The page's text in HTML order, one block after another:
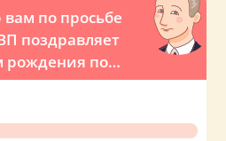
по просьбе
поздравляет
рождения по